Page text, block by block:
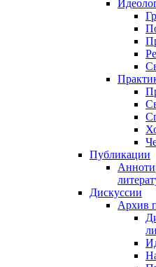
Публикации
Дискуссии
Архив